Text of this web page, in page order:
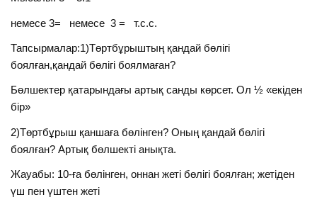
немесе 3= немесе 3 = т.с.с.
Тапсырмалар:1)Төртбұрыштың қандай бөлігі
боялған,қандай бөлігі боялмаған?
Бөлшектер қатарындағы артық санды көрсет. Ол ½ «екіден
бір»
2)Төртбұрыш қаншаға бөлінген? Оның қандай бөлігі
боялған? Артық бөлшекті анықта.
Жауабы: 10-ға бөлінген, оннан жеті бөлігі боялған; жетіден
үш пен үштен жеті